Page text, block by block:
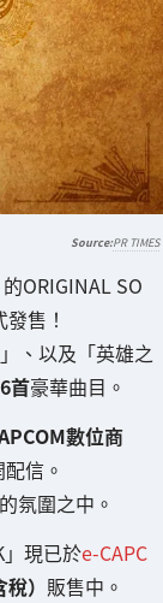
PR TIMES
ORIGINAL SO
售！
、以及「英雄之
首豪華曲目。
數位商
信。
氛圍之中。
」現已於e-CAPC
） 販售中。